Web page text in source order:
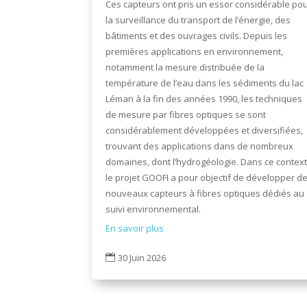
Ces capteurs ont pris un essor considérable
la surveillance du transport de l’énergie, des
bâtiments et des ouvrages civils. Depuis les
premières applications en environnement,
notamment la mesure distribuée de la
température de l’eau dans les sédiments du lac
Léman à la fin des années 1990, les techniques
de mesure par fibres optiques se sont
considérablement développées et diversifiées,
trouvant des applications dans de nombreux
domaines, dont l’hydrogéologie. Dans ce
le projet GOOFI a pour objectif de développer de
nouveaux capteurs à fibres optiques dédiés au
suivi environnemental.
En savoir plus
 30 Juin 2026